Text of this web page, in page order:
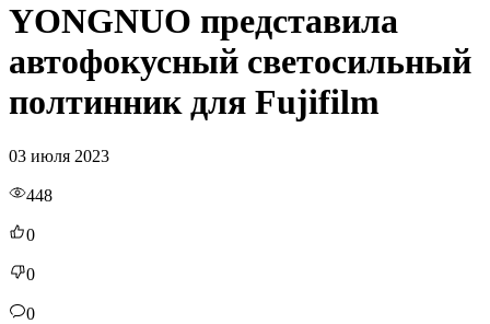
YONGNUO представила
автофокусный светосильный
полтинник для Fujifilm
03 июля 2023
448
0
0
0